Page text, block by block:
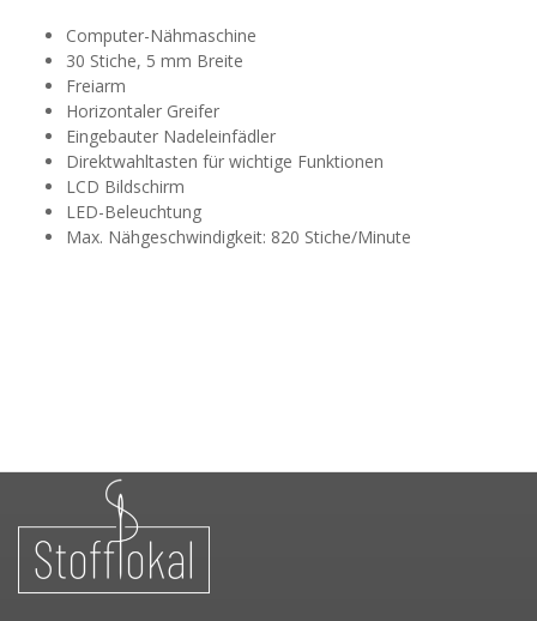
Computer-Nähmaschine
30 Stiche, 5 mm Breite
Freiarm
Horizontaler Greifer
Eingebauter Nadeleinfädler
Direktwahltasten für wichtige Funktionen
LCD Bildschirm
LED-Beleuchtung
Max. Nähgeschwindigkeit: 820 Stiche/Minute